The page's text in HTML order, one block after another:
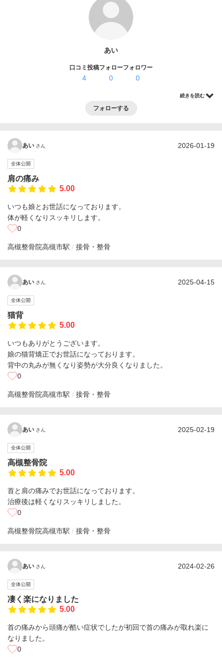
あい
口コミ投稿
4
フォロー
0
フォロワー
0
続きを読む
フォローする
あい さん 2026-01-19
全体公開
肩の痛み
5.00
いつも娘とお世話になっております。
体が軽くなりスッキリします。
0
高槻整骨院高槻市駅 接骨・整骨
あい さん 2025-04-15
全体公開
猫背
5.00
いつもありがとうございます。
娘の猫背矯正でお世話になっております。
背中の丸みが無くなり姿勢が大分良くなりました。
0
高槻整骨院高槻市駅 接骨・整骨
あい さん 2025-02-19
全体公開
高槻整骨院
5.00
首と肩の痛みでお世話になっております。
治療後は軽くなりスッキリしました。
0
高槻整骨院高槻市駅 接骨・整骨
あい さん 2024-02-26
全体公開
凄く楽になりました
5.00
首の痛みから頭痛が酷い症状でしたが初回で首の痛みが取れ楽に
なりました。
0